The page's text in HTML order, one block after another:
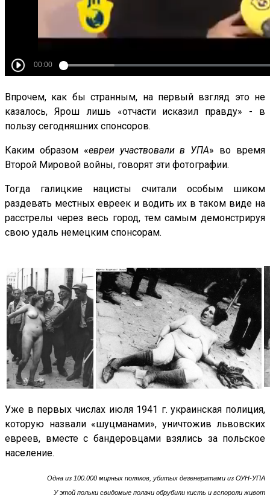
Впрочем, как бы странным, на первый взгляд это не
казалось, Ярош лишь «отчасти исказил правду» - в
пользу сегодняшних спонсоров.
Каким образом «евреи участвовали в УПА» во время
Второй Мировой войны, говорят эти фотографии.
Тогда галицкие нацисты считали особым шиком
раздевать местных евреек и водить их в таком виде на
расстрелы через весь город, тем самым демонстрируя
свою удаль немецким спонсорам.
Уже в первых числах июля 1941 г. украинская полиция,
которую назвали «шуцманами», уничтожив львовских
евреев, вместе с бандеровцами взялись за польское
население.
Одна из 100.000 мирных поляков, убитых дегенератами из ОУН-УПА
У этой польки свидомые полачи обрубили кисть и вспороли живот